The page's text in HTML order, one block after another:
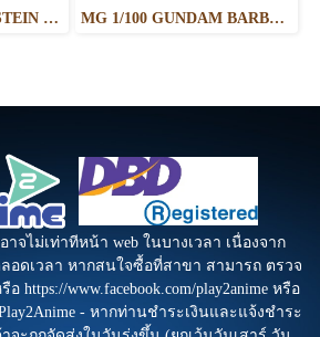
MG 1/100 SINANJU STEIN (NARRATIVE VER.) VER.KA MG 1/100 GUNDAM BARBATOS LUPUS
จไม่เท่าทีหน้า web ในบางเวลา เนื่องจาก
อดเวลา หากสนใจซื้อที่สาขา สามารถ ตรวจ
อ https://www.facebook.com/play2anime หรือ
- หากท่านชำระเงินและแจ้งชำระ